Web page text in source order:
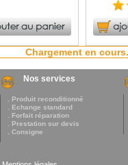
Chargement en
Nos services
. Produit reconditionné
. Echange standard
. Forfait réparation
. Prestation sur devis
. Consigne